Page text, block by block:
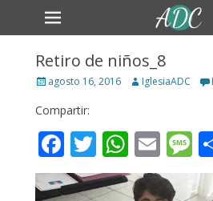
Skip
to
Primary Menu
Retiro de niños_8
Posted
agosto 16, 2016 Author
IglesiaADC
Compartir:
Facebook
Twitter